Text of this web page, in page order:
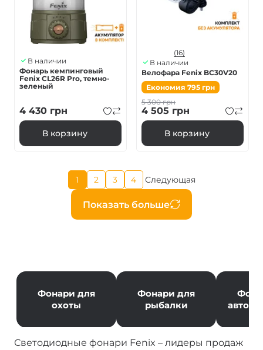
В наличии
Фонарь кемпинговый
Fenix ​​CL26R Pro, темно-
зеленый
4 430 грн
В корзину
(16)
В наличии
Велофара Fenix BC30V20
Економия 795 грн
5 300грн
4 505 грн
В корзину
Нумерация
страниц
Показать больше
Текущая
страница
1
Страница
2
Страница
3
Страница
4
Следующая
страница
Следующая
Фонари для
охоты
Фонари для
рыбалки
Светодиодные фонари Fenix – лидеры продаж